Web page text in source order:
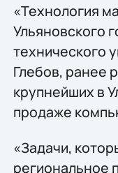
«Технология
Ульяновского
технического
Глебов, ранее
крупнейших в
продаже
«Задачи,
региональное